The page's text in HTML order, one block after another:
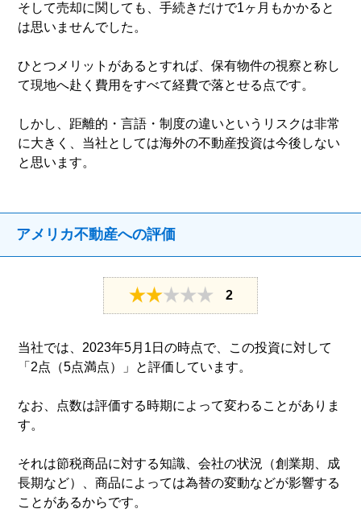
そして売却に関しても、手続きだけで1ヶ月もかかると
は思いませんでした。
ひとつメリットがあるとすれば、保有物件の視察と称し
て現地へ赴く費用をすべて経費で落とせる点です。
しかし、距離的・言語・制度の違いというリスクは非常
に大きく、当社としては海外の不動産投資は今後しない
と思います。
アメリカ不動産への評価
2
当社では、2023年5月1日の時点で、この投資に対して
「2点（5点満点）」と評価しています。
なお、点数は評価する時期によって変わることがありま
す。
それは節税商品に対する知識、会社の状況（創業期、成
長期など）、商品によっては為替の変動などが影響する
ことがあるからです。